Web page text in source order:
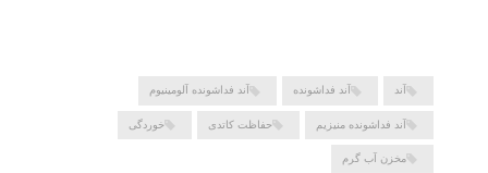
آند آند فداشونده آند فداشونده آلومینیوم
آند فداشونده منیزیم حفاظت کاتدی خوردگی
مخزن آب گرم